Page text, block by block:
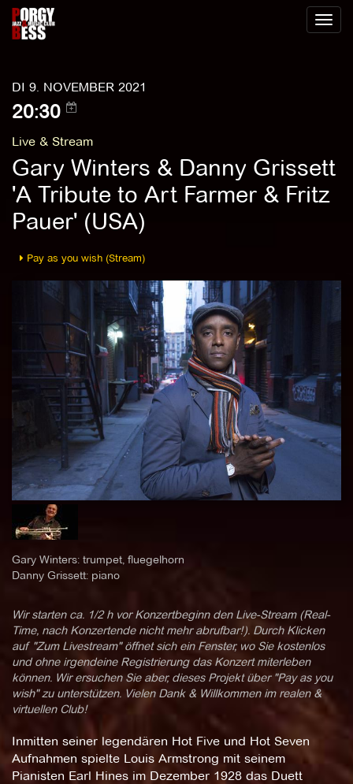
Toggle
DI 9. NOVEMBER 2021
20:30
Live & Stream
Gary Winters & Danny Grissett
'A Tribute to Art Farmer & Fritz
Pauer' (USA)
Pay as you wish (Stream)
Gary Winters: trumpet, fluegelhorn
Danny Grissett: piano
Wir starten ca. 1/2 h vor Konzertbeginn den Live-Stream (Real-
Time, nach Konzertende nicht mehr abrufbar!). Durch Klicken
auf "Zum Livestream" öffnet sich ein Fenster, wo Sie kostenlos
und ohne irgendeine Registrierung das Konzert miterleben
können. Wir ersuchen Sie aber, dieses Projekt über "Pay as you
wish" zu unterstützen. Vielen Dank & Willkommen im realen &
virtuellen Club!
Inmitten seiner legendären Hot Five und Hot Seven
Aufnahmen spielte Louis Armstrong mit seinem
Pianisten Earl Hines im Dezember 1928 das Duett